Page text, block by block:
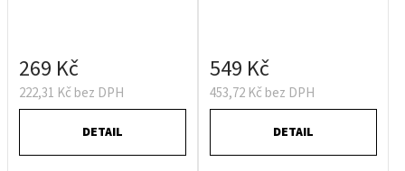
222,31 Kč bez DPH
269 Kč
DETAIL
453,72 Kč bez DPH
549 Kč
DETAIL